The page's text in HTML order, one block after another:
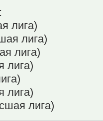
:
лига)
лига)
лига)
лига)
лига)
лига)